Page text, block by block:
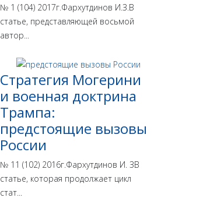
№ 1 (104) 2017г.Фархутдинов И.З.В
статье, представляющей восьмой
автор...
Стратегия Могерини
и военная доктрина
Трампа:
предстоящие вызовы
России
№ 11 (102) 2016г.Фархутдинов И. ЗВ
статье, которая продолжает цикл
стат...